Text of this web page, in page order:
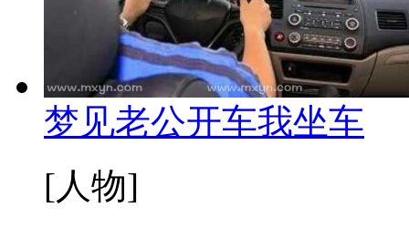
梦见老公开车我坐车
[人物]